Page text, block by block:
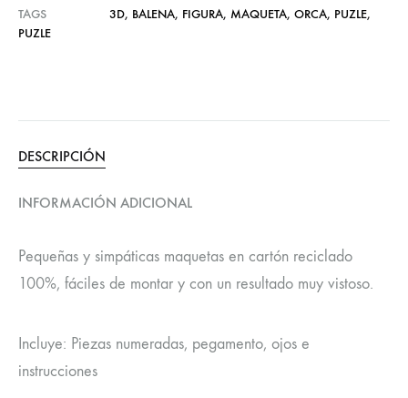
TAGS
3D, BALENA, FIGURA, MAQUETA, ORCA, PUZLE,
PUZLE
DESCRIPCIÓN
INFORMACIÓN ADICIONAL
Pequeñas y simpáticas maquetas en cartón reciclado
100%, fáciles de montar y con un resultado muy vistoso.
Incluye: Piezas numeradas, pegamento, ojos e
instrucciones